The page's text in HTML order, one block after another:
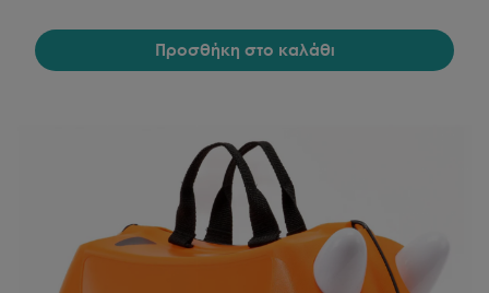
Προσθήκη στο καλάθι